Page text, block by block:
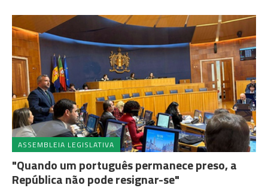
ASSEMBLEIA LEGISLATIVA
"Quando um português permanece preso, a
República não pode resignar-se"